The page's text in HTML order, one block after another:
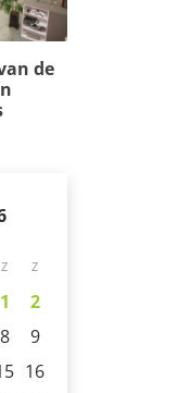
de
Z Z
1
2
8
9
16